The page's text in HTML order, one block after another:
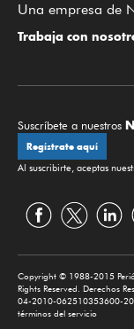
Una empresa de
Trabaja con
Suscríbete a nuestros
Regístrate aquí
Al suscribirte, aceptas
Copyright © 1988-2015
Rights Reserved. Derechos
04-2010-062510353600-
términos del servicio